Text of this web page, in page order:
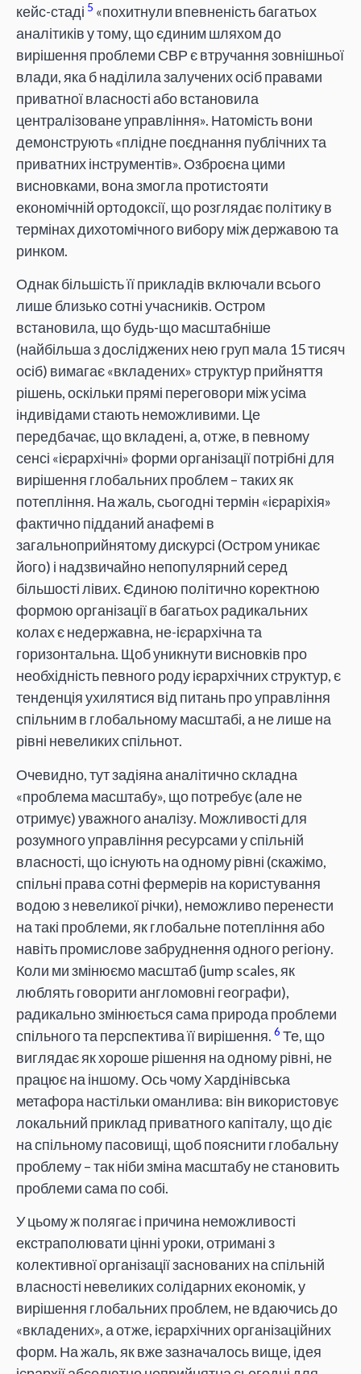
кейс-стаді 5 «похитнули впевненість багатьох
аналітиків у тому, що єдиним шляхом до
вирішення проблеми СВР є втручання зовнішньої
влади, яка б наділила залучених осіб правами
приватної власності або встановила
централізоване управління». Натомість вони
демонструють «плідне поєднання публічних та
приватних інструментів». Озброєна цими
висновками, вона змогла протистояти
економічній ортодоксії, що розглядає політику в
термінах дихотомічного вибору між державою та
ринком.
Однак більшість її прикладів включали всього
лише близько сотні учасників. Остром
встановила, що будь-що масштабніше
(найбільша з досліджених нею груп мала 15 тисяч
осіб) вимагає «вкладених» структур прийняття
рішень, оскільки прямі переговори між усіма
індивідами стають неможливими. Це
передбачає, що вкладені, а, отже, в певному
сенсі «ієрархічні» форми організації потрібні для
вирішення глобальних проблем – таких як
потепління. На жаль, сьогодні термін «ієраріхія»
фактично підданий анафемі в
загальноприйнятому дискурсі (Остром уникає
його) і надзвичайно непопулярний серед
більшості лівих. Єдиною політично коректною
формою організації в багатьох радикальних
колах є недержавна, не-ієрархічна та
горизонтальна. Щоб уникнути висновків про
необхідність певного роду ієрархічних структур, є
тенденція ухилятися від питань про управління
спільним в глобальному масштабі, а не лише на
рівні невеликих спільнот.
Очевидно, тут задіяна аналітично складна
«проблема масштабу», що потребує (але не
отримує) уважного аналізу. Можливості для
розумного управління ресурсами у спільній
власності, що існують на одному рівні (скажімо,
спільні права сотні фермерів на користування
водою з невеликої річки), неможливо перенести
на такі проблеми, як глобальне потепління або
навіть промислове забруднення одного регіону.
Коли ми змінюємо масштаб (jump scales, як
люблять говорити англомовні географи),
радикально змінюється сама природа проблеми
спільного та перспектива її вирішення. 6 Те, що
виглядає як хороше рішення на одному рівні, не
працює на іншому. Ось чому Хардінівська
метафора настільки оманлива: він використовує
локальний приклад приватного капіталу, що діє
на спільному пасовищі, щоб пояснити глобальну
проблему – так ніби зміна масштабу не становить
проблеми сама по собі.
У цьому ж полягає і причина неможливості
екстраполювати цінні уроки, отримані з
колективної організації заснованих на спільній
власності невеликих солідарних економік, у
вирішення глобальних проблем, не вдаючись до
«вкладених», а отже, ієрархічних організаційних
форм. На жаль, як вже зазначалось вище, ідея